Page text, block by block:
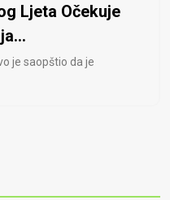
Ljeta Očekuje
je saopštio da je